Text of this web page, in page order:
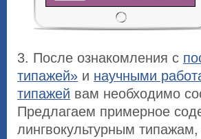
3. После ознакомления с
типажей» и научными
типажей вам необходимо
Предлагаем примерное
лингвокультурным